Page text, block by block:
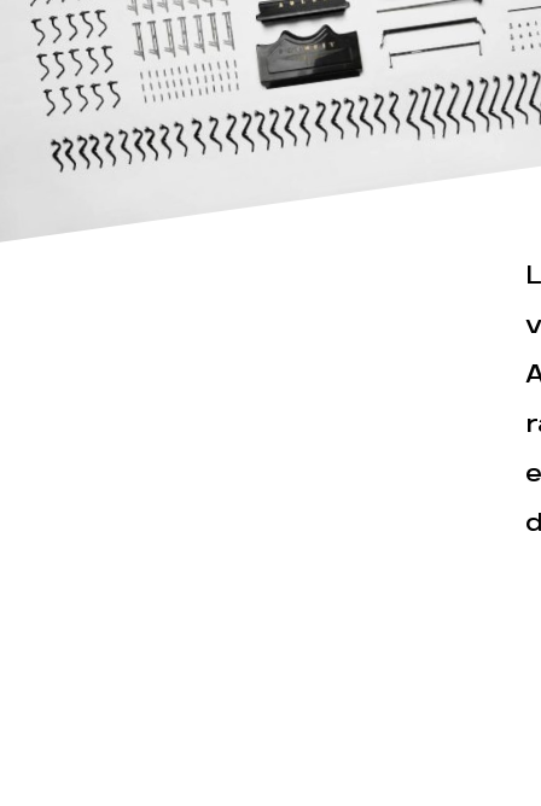
Le réseau dans le monde
Nos alliés
Je soutiens les Amis de la
Terre
violence
Nos autres
Espace